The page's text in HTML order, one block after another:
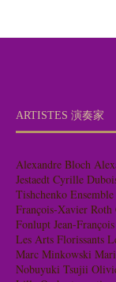
ARTISTES 演奏家
Alexandre Bloch
Jestaedt Cyrille
Tishchenko
François-Xavier Roth
Fonlupt Jean-
Les Arts Florissants
Marc Minkowski
Nobuyuki Tsujii